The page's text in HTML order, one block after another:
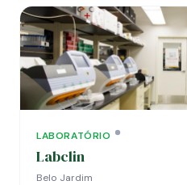
LABORATÓRIO
Labclin
Belo Jardim